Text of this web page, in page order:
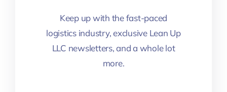
Keep up with the fast-paced
logistics industry, exclusive Lean Up
LLC newsletters, and a whole lot
more.